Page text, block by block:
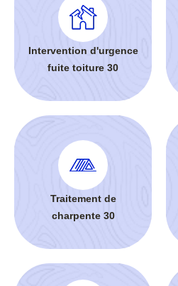
Intervention d'urgence
fuite toiture 30
Traitement de
charpente 30